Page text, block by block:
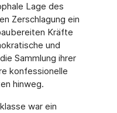
Lage des
Zerschlagung ein
Kräfte
und
Sammlung ihrer
konfessionelle
hinweg.
war ein